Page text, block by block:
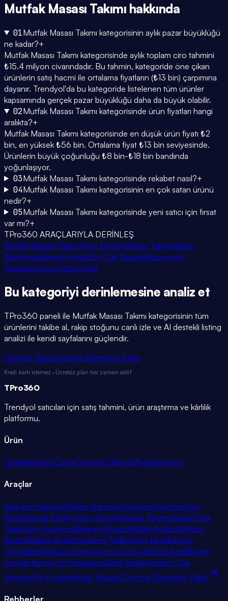
Mutfak Masası Takımı hakkında
01Mutfak Masası Takımı kategorisinin aylık pazar büyüklüğü
ne kadar?+
Mutfak Masası Takımı kategorisinde aylık toplam ciro tahmini
₺15.4 milyon civarındadır. Bu tahmin, kategoride öne çıkan
ürünlerin satış hacmi ile ortalama fiyatların (₺13 bin) çarpımına
dayanır. Trendyol'da bu kategoride listelenen tüm ürünler
kapsamında gerçek pazar büyüklüğü daha da büyük olabilir.
02Mutfak Masası Takımı kategorisinde ürün fiyatları hangi
aralıkta?+
Mutfak Masası Takımı kategorisinde en düşük ürün fiyatı ₺2
bin, en yüksek ₺56 bin. Ortalama fiyat ₺13 bin seviyesinde.
Ürünlerin büyük çoğunluğu ₺8 bin-₺18 bin bandında
yoğunlaşıyor.
03Mutfak Masası Takımı kategorisinde rekabet nasıl?+
04Mutfak Masası Takımı kategorisinin en çok satan ürünü
nedir?+
05Mutfak Masası Takımı kategorisinde yeni satıcı için fırsat
var mı?+
TPro360 ARAÇLARIYLA DERİNLEŞ
Mutfak Masası Takımı Ürün FotoğrafıSatış TahminiÜrün
AraştırmaKategori AnaliziEn Çok SatanlarKomisyon
HesaplamaTüm Kategoriler
Bu kategoriyi derinlemesine analiz et
TPro360 paneli ile Mutfak Masası Takımı kategorisinin tüm
ürünlerini takibe al, rakip stoğunu canlı izle ve AI destekli listing
analizi ile kendi sayfalarını güçlendir.
Ücretsiz BaşlaChrome Eklentisini Yükle
Kredi kartı istemez · Ücretsiz plan her zaman aktif
TPro360
Trendyol satıcıları için satış tahmini, ürün araştırma ve kârlılık
platformu.
Ürün
ÖzelliklerNasıl ÇalışırChrome EklentisiFiyatlandırma
Araçlar
Kategori RaporlarıMarka RaporlarıMağaza RaporlarıÜrün
AnalizGörsel StüdyoÜrün FotoğrafıSatış TahminiRakip Stok
TakibiÜrün AraştırmaKategori AnaliziMarka AnaliziMağaza
AnaliziReklam AnaliziSıralama TakibiMega KeşifBarkod
SorgulamaMağaza EntegrasyonuOtomatik BuyboxMüşteri
SorularıKomisyon HesaplamaDesi HesaplamaEn Çok
SatanlarNiş FırsatlarAnaliz AraçlarıChrome Eklentisini Yükle
Rehberler